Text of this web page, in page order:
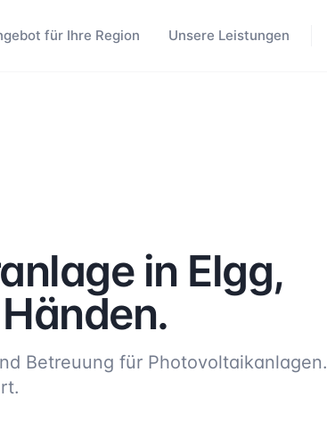
für Ihre Region Unsere Leistungen
in Elgg,
Betreuung für Photovoltaikanlagen.